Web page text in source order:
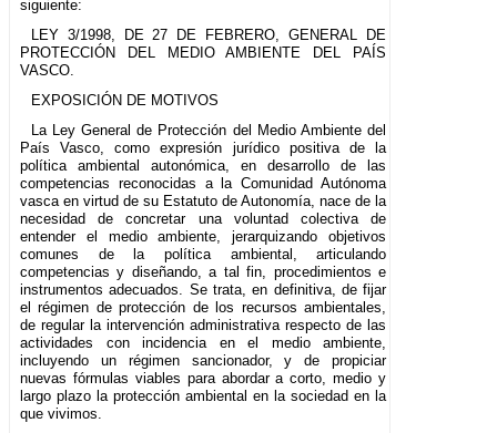
siguiente:
LEY 3/1998, DE 27 DE FEBRERO, GENERAL DE
PROTECCIÓN DEL MEDIO AMBIENTE DEL PAÍS
VASCO.
EXPOSICIÓN DE MOTIVOS
La Ley General de Protección del Medio Ambiente del
País Vasco, como expresión jurídico positiva de la
política ambiental autonómica, en desarrollo de las
competencias reconocidas a la Comunidad Autónoma
vasca en virtud de su Estatuto de Autonomía, nace de la
necesidad de concretar una voluntad colectiva de
entender el medio ambiente, jerarquizando objetivos
comunes de la política ambiental, articulando
competencias y diseñando, a tal fin, procedimientos e
instrumentos adecuados. Se trata, en definitiva, de fijar
el régimen de protección de los recursos ambientales,
de regular la intervención administrativa respecto de las
actividades con incidencia en el medio ambiente,
incluyendo un régimen sancionador, y de propiciar
nuevas fórmulas viables para abordar a corto, medio y
largo plazo la protección ambiental en la sociedad en la
que vivimos.